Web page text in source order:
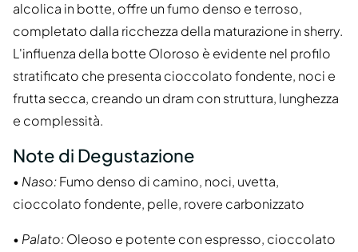
alcolica in botte, offre un fumo denso e terroso,
completato dalla ricchezza della maturazione in sherry.
L'influenza della botte Oloroso è evidente nel profilo
stratificato che presenta cioccolato fondente, noci e
frutta secca, creando un dram con struttura, lunghezza
e complessità.
Note di Degustazione
• Naso:Fumo denso di camino, noci, uvetta,
cioccolato fondente, pelle, rovere carbonizzato
• Palato:Oleoso e potente con espresso, cioccolato